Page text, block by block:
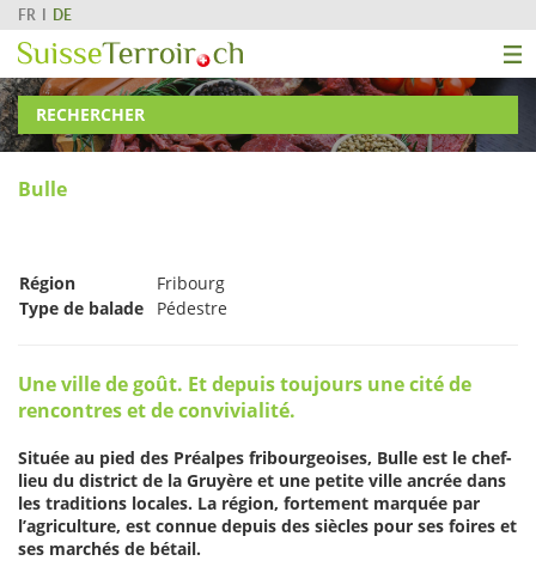
FR DE
RECHERCHER
Bulle
Région
Fribourg
Type de balade
Pédestre
Une ville de goût. Et depuis toujours une cité de
rencontres et de convivialité.
Située au pied des Préalpes fribourgeoises, Bulle est le chef-
lieu du district de la Gruyère et une petite ville ancrée dans
les traditions locales. La région, fortement marquée par
l’agriculture, est connue depuis des siècles pour ses foires et
ses marchés de bétail.